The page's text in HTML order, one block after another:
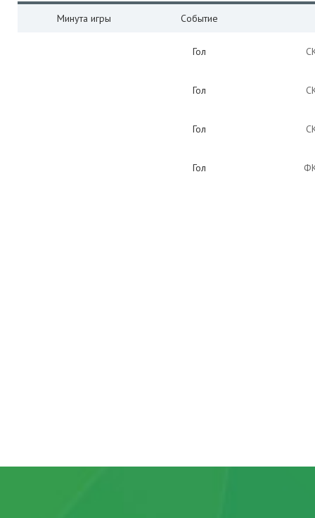
Минута игры Событие
Гол
Гол
Гол
Гол